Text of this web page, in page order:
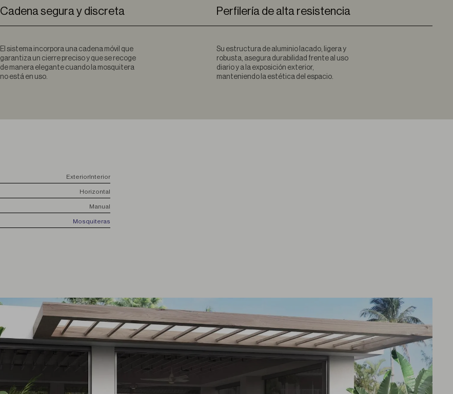
Cadena segura y discreta
El sistema incorpora una cadena móvil que
garantiza un cierre preciso y que se recoge
de manera elegante cuando la mosquitera
no está en uso.
Perfilería de alta resistencia
Su estructura de aluminio lacado, ligera y
robusta, asegura durabilidad frente al uso
diario y a la exposición exterior,
manteniendo la estética del espacio.
ExteriorInterior
Horizontal
Manual
Mosquiteras